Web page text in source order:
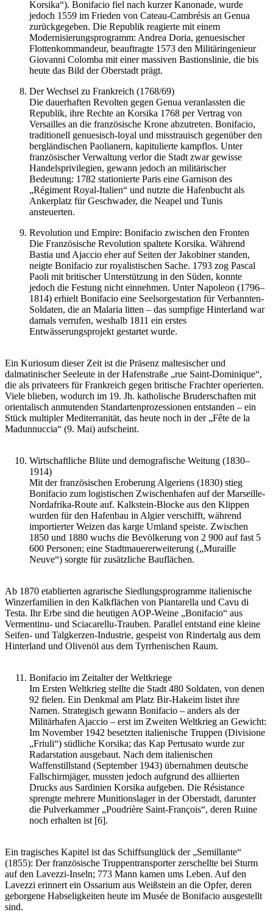
Korsika“). Bonifacio fiel nach kurzer Kanonade, wurde
jedoch 1559 im Frieden von Cateau-Cambrésis an Genua
zurückgegeben. Die Republik reagierte mit einem
Modernisierungsprogramm: Andrea Doria, genuesischer
Flottenkommandeur, beauftragte 1573 den Militäringenieur
Giovanni Colomba mit einer massiven Bastionslinie, die bis
heute das Bild der Oberstadt prägt.
Der Wechsel zu Frankreich (1768/69)
Die dauerhaften Revolten gegen Genua veranlassten die
Republik, ihre Rechte an Korsika 1768 per Vertrag von
Versailles an die französische Krone abzutreten. Bonifacio,
traditionell genuesisch-loyal und misstrauisch gegenüber den
bergländischen Paolianern, kapitulierte kampflos. Unter
französischer Verwaltung verlor die Stadt zwar gewisse
Handelsprivilegien, gewann jedoch an militärischer
Bedeutung: 1782 stationierte Paris eine Garnison des
„Régiment Royal-Italien“ und nutzte die Hafenbucht als
Ankerplatz für Geschwader, die Neapel und Tunis
ansteuerten.
Revolution und Empire: Bonifacio zwischen den Fronten
Die Französische Revolution spaltete Korsika. Während
Bastia und Ajaccio eher auf Seiten der Jakobiner standen,
neigte Bonifacio zur royalistischen Sache. 1793 zog Pascal
Paoli mit britischer Unterstützung in den Süden, konnte
jedoch die Festung nicht einnehmen. Unter Napoleon (1796–
1814) erhielt Bonifacio eine Seelsorgestation für Verbannten-
Soldaten, die an Malaria litten – das sumpfige Hinterland war
damals verrufen, weshalb 1811 ein erstes
Entwässerungsprojekt gestartet wurde.
Ein Kuriosum dieser Zeit ist die Präsenz maltesischer und
dalmatinischer Seeleute in der Hafenstraße „rue Saint-Dominique“,
die als privateers für Frankreich gegen britische Frachter operierten.
Viele blieben, wodurch im 19. Jh. katholische Bruderschaften mit
orientalisch anmutenden Standartenprozessionen entstanden – ein
Stück multipler Mediterranität, das heute noch in der „Fête de la
Madunnuccia“ (9. Mai) aufscheint.
Wirtschaftliche Blüte und demografische Weitung (1830–
1914)
Mit der französischen Eroberung Algeriens (1830) stieg
Bonifacio zum logistischen Zwischenhafen auf der Marseille-
Nordafrika-Route auf. Kalkstein-Blocke aus den Klippen
wurden für den Hafenbau in Algier verschifft, während
importierter Weizen das karge Umland speiste. Zwischen
1850 und 1880 wuchs die Bevölkerung von 2 900 auf fast 5
600 Personen; eine Stadtmauererweiterung („Muraille
Neuve“) sorgte für zusätzliche Bauflächen.
Ab 1870 etablierten agrarische Siedlungsprogramme italienische
Winzerfamilien in den Kalkflächen von Piantarella und Cavu di
Testa. Ihr Erbe sind die heutigen AOP-Weine „Bonifacio“ aus
Vermentinu- und Sciacarellu-Trauben. Parallel entstand eine kleine
Seifen- und Talgkerzen-Industrie, gespeist von Rindertalg aus dem
Hinterland und Olivenöl aus dem Tyrrhenischen Raum.
Bonifacio im Zeitalter der Weltkriege
Im Ersten Weltkrieg stellte die Stadt 480 Soldaten, von denen
92 fielen. Ein Denkmal am Platz Bir-Hakeim listet ihre
Namen. Strategisch gewann Bonifacio – anders als der
Militärhafen Ajaccio – erst im Zweiten Weltkrieg an Gewicht:
Im November 1942 besetzten italienische Truppen (Divisione
„Friuli“) südliche Korsika; das Kap Pertusato wurde zur
Radarstation ausgebaut. Nach dem italienischen
Waffenstillstand (September 1943) übernahmen deutsche
Fallschirmjäger, mussten jedoch aufgrund des alliierten
Drucks aus Sardinien Korsika aufgeben. Die Résistance
sprengte mehrere Munitionslager in der Oberstadt, darunter
die Pulverkammer „Poudrière Saint-François“, deren Ruine
noch erhalten ist [6].
Ein tragisches Kapitel ist das Schiffsunglück der „Semillante“
(1855): Der französische Truppentransporter zerschellte bei Sturm
auf den Lavezzi-Inseln; 773 Mann kamen ums Leben. Auf den
Lavezzi erinnert ein Ossarium aus Weißstein an die Opfer, deren
geborgene Habseligkeiten heute im Musée de Bonifacio ausgestellt
sind.